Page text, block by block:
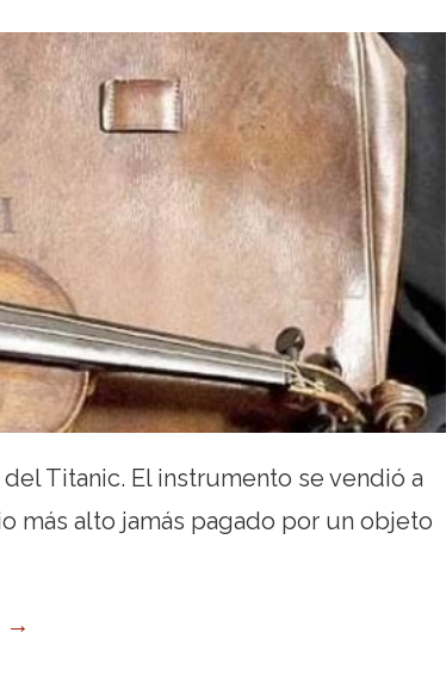
Titanic. El instrumento se vendió a
más alto jamás pagado por un objeto
→